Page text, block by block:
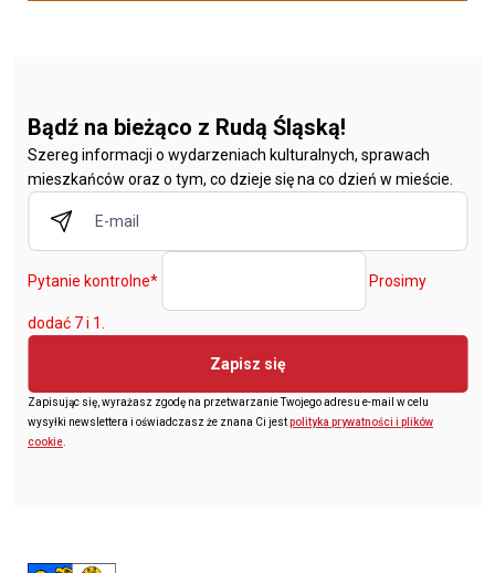
Bądź na bieżąco z Rudą Śląską!
Szereg informacji o wydarzeniach kulturalnych, sprawach
mieszkańców oraz o tym, co dzieje się na co dzień w mieście.
Pytanie kontrolne* Prosimy
dodać 7 i 1.
Zapisz się
Zapisując się, wyrażasz zgodę na przetwarzanie Twojego adresu e-mail w celu
wysyłki newslettera i oświadczasz że znana Ci jestpolityka prywatności i plików
cookie